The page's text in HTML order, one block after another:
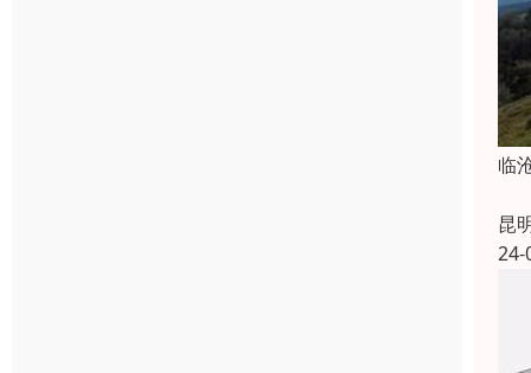
临
昆
24-